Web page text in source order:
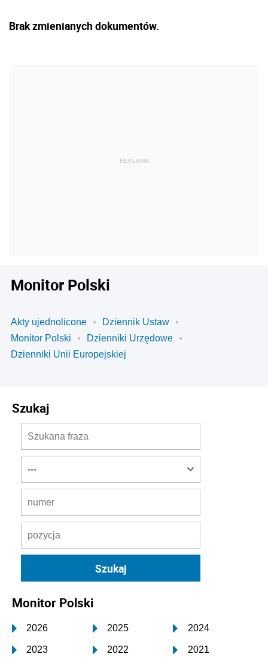
Brak zmienianych dokumentów.
Monitor Polski
Akty ujednolicone
Dziennik Ustaw
Monitor Polski
Dzienniki Urzędowe
Dzienniki Unii Europejskiej
Szukaj
Monitor Polski
2026 2025 2024
2023 2022 2021